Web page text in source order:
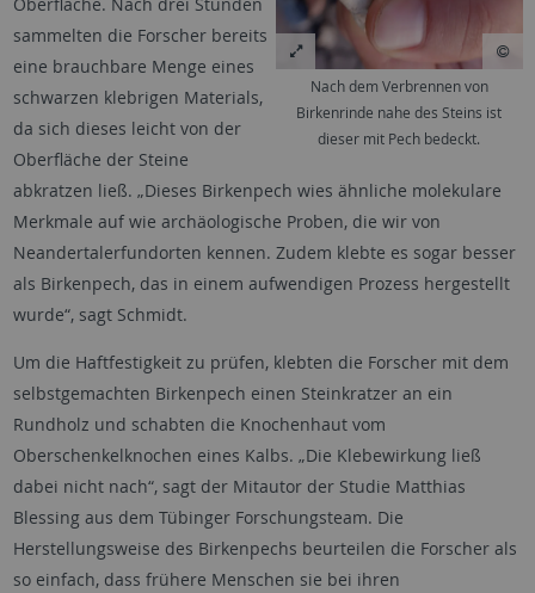
Nach dem Verbrennen von
Birkenrinde nahe des Steins ist
dieser mit Pech bedeckt.
sammelten die Forscher bereits
eine brauchbare Menge eines
schwarzen klebrigen Materials,
da sich dieses leicht von der
Oberfläche der Steine
abkratzen ließ. „Dieses Birkenpech wies ähnliche molekulare
Merkmale auf wie archäologische Proben, die wir von
Neandertalerfundorten kennen. Zudem klebte es sogar besser
als Birkenpech, das in einem aufwendigen Prozess hergestellt
wurde“, sagt Schmidt.
Um die Haftfestigkeit zu prüfen, klebten die Forscher mit dem
selbstgemachten Birkenpech einen Steinkratzer an ein
Rundholz und schabten die Knochenhaut vom
Oberschenkelknochen eines Kalbs. „Die Klebewirkung ließ
dabei nicht nach“, sagt der Mitautor der Studie Matthias
Blessing aus dem Tübinger Forschungsteam. Die
Herstellungsweise des Birkenpechs beurteilen die Forscher als
so einfach, dass frühere Menschen sie bei ihren